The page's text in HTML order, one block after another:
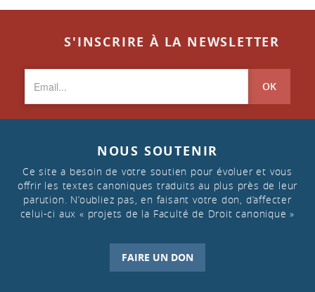
S'INSCRIRE À LA NEWSLETTER
OK
NOUS SOUTENIR
Ce site a besoin de votre soutien pour évoluer et vous
offrir les textes canoniques traduits au plus près de leur
parution. N’oubliez pas, en faisant votre don, d’affecter
celui-ci aux « projets de la Faculté de Droit canonique »
FAIRE UN DON